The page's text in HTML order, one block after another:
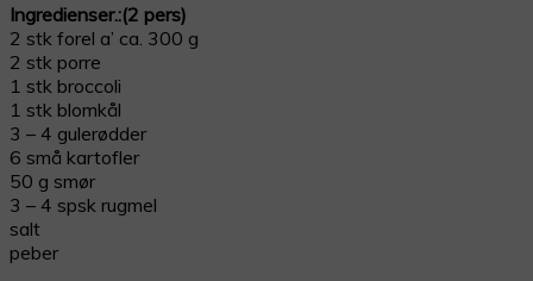
Ingredienser.:(2 pers)
2 stk forel a’ ca. 300 g
2 stk porre
1 stk broccoli
1 stk blomkål
3 – 4 gulerødder
6 små kartofler
50 g smør
3 – 4 spsk rugmel
salt
peber